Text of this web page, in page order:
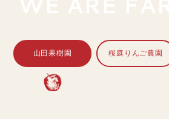
山田果樹園 桜庭りんご農園